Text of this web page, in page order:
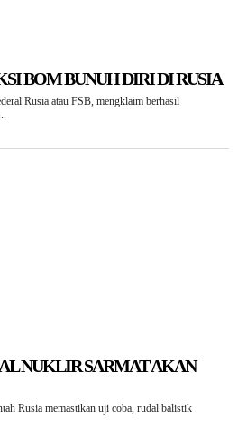
BOM BUNUH DIRI DI RUSIA
Rusia atau FSB, mengklaim berhasil
NUKLIR SARMAT AKAN
Rusia memastikan uji coba, rudal balistik